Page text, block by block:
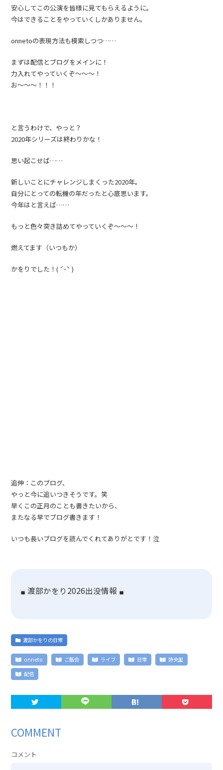
安心してこの公演を皆様に見てもらえるように。
今はできることをやっていくしかありません。
onnetoの表現方法も模索しつつ……
まずは配信とブログをメインに！
力入れてやっていくぞ〜〜〜！
お〜〜〜！！！
と言うわけで、やっと？
2020年シリーズは終わりかな！
思い起こせば……
新しいことにチャレンジしまくった2020年。
自分にとっての転機の年だったと心底思います。
今年はと言えば……
もっと色々突き詰めてやっていくぞ〜〜〜！
燃えてます（いつもか）
かをりでした！( ˊᵕˋ )
追伸：このブログ、
やっと今に追いつきそうです。笑
早くこの正月のことも書きたいから、
またなる早でブログ書きます！
いつも長いブログを読んでくれてありがとです！泣
渡部かをり2026出没情報
渡部かをりの日常
onneto ご飯会 ライブ 日常
詩央里
配信
COMMENT
コメント